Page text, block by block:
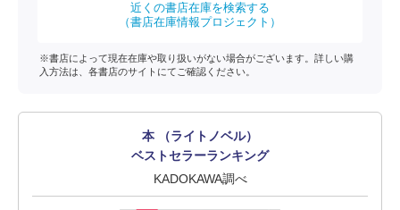
近くの書店在庫を検索する
（書店在庫情報プロジェクト）
※書店によって現在在庫や取り扱いがない場合がございます。詳しい購
入方法は、各書店のサイトにてご確認ください。
本 （ライトノベル）
ベストセラーランキング
KADOKAWA調べ